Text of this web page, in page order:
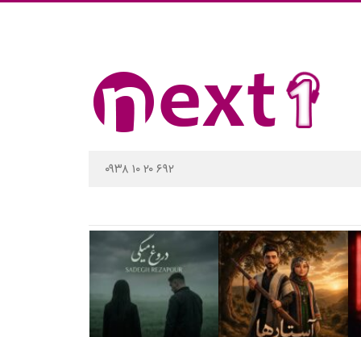
۰۹۳۸ ۱۰ ۲۰ ۶۹۲